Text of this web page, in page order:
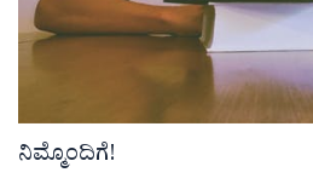
ನಿಮ್ಮೊಂದಿಗೆ!